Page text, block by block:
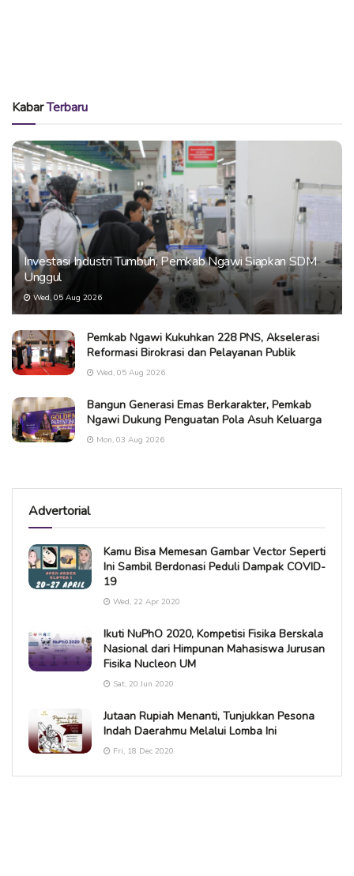
KabarTerbaru
Investasi Industri Tumbuh, Pemkab Ngawi Siapkan SDM
Unggul
Wed, 05 Aug 2026
Pemkab Ngawi Kukuhkan 228 PNS, Akselerasi
Reformasi Birokrasi dan Pelayanan Publik
Wed, 05 Aug 2026
Bangun Generasi Emas Berkarakter, Pemkab
Ngawi Dukung Penguatan Pola Asuh Keluarga
Mon, 03 Aug 2026
Advertorial
Kamu Bisa Memesan Gambar Vector Seperti
Ini Sambil Berdonasi Peduli Dampak COVID-
19
Wed, 22 Apr 2020
Ikuti NuPhO 2020, Kompetisi Fisika Berskala
Nasional dari Himpunan Mahasiswa Jurusan
Fisika Nucleon UM
Sat, 20 Jun 2020
Jutaan Rupiah Menanti, Tunjukkan Pesona
Indah Daerahmu Melalui Lomba Ini
Fri, 18 Dec 2020